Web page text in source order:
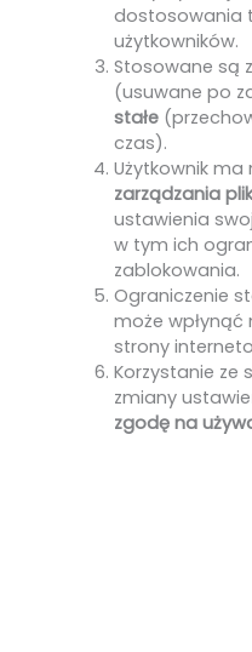
dostosowania
użytkowników.
Stosowane są
(usuwane po
stałe
czas).
Użytkownik ma
zarządzania
ustawienia
w tym ich
zablokowania.
Ograniczenie
może
strony
Korzystanie ze
zmiany
zgodę na